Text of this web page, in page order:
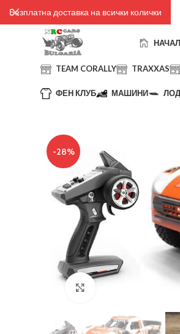
TEAM CORALLY TRAXXAS
ФЕН КЛУБ МАШИНИ
-28%
Безплатна доставка на всички колички